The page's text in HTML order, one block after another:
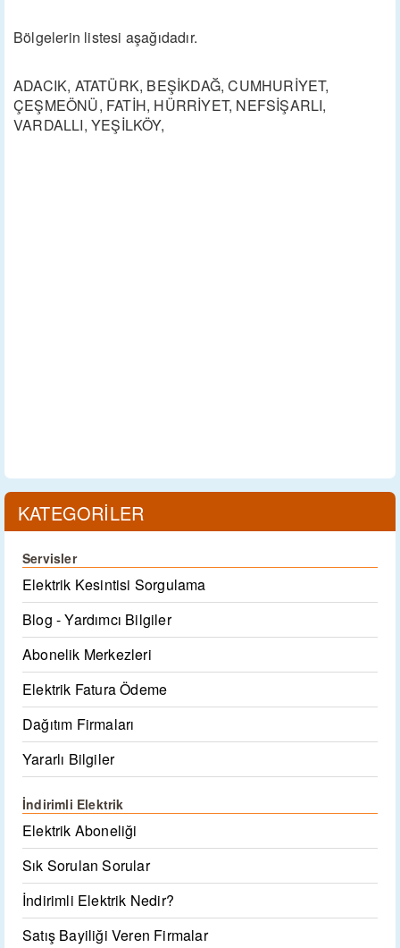
Bölgelerin listesi aşağıdadır.
ADACIK, ATATÜRK, BEŞİKDAĞ, CUMHURİYET,
ÇEŞMEÖNÜ, FATİH, HÜRRİYET, NEFSİŞARLI,
VARDALLI, YEŞİLKÖY,
KATEGORİLER
Servisler
Elektrik Kesintisi Sorgulama
Blog - Yardımcı Bilgiler
Abonelik Merkezleri
Elektrik Fatura Ödeme
Dağıtım Firmaları
Yararlı Bilgiler
İndirimli Elektrik
Elektrik Aboneliği
Sık Sorulan Sorular
İndirimli Elektrik Nedir?
Satış Bayiliği Veren Firmalar